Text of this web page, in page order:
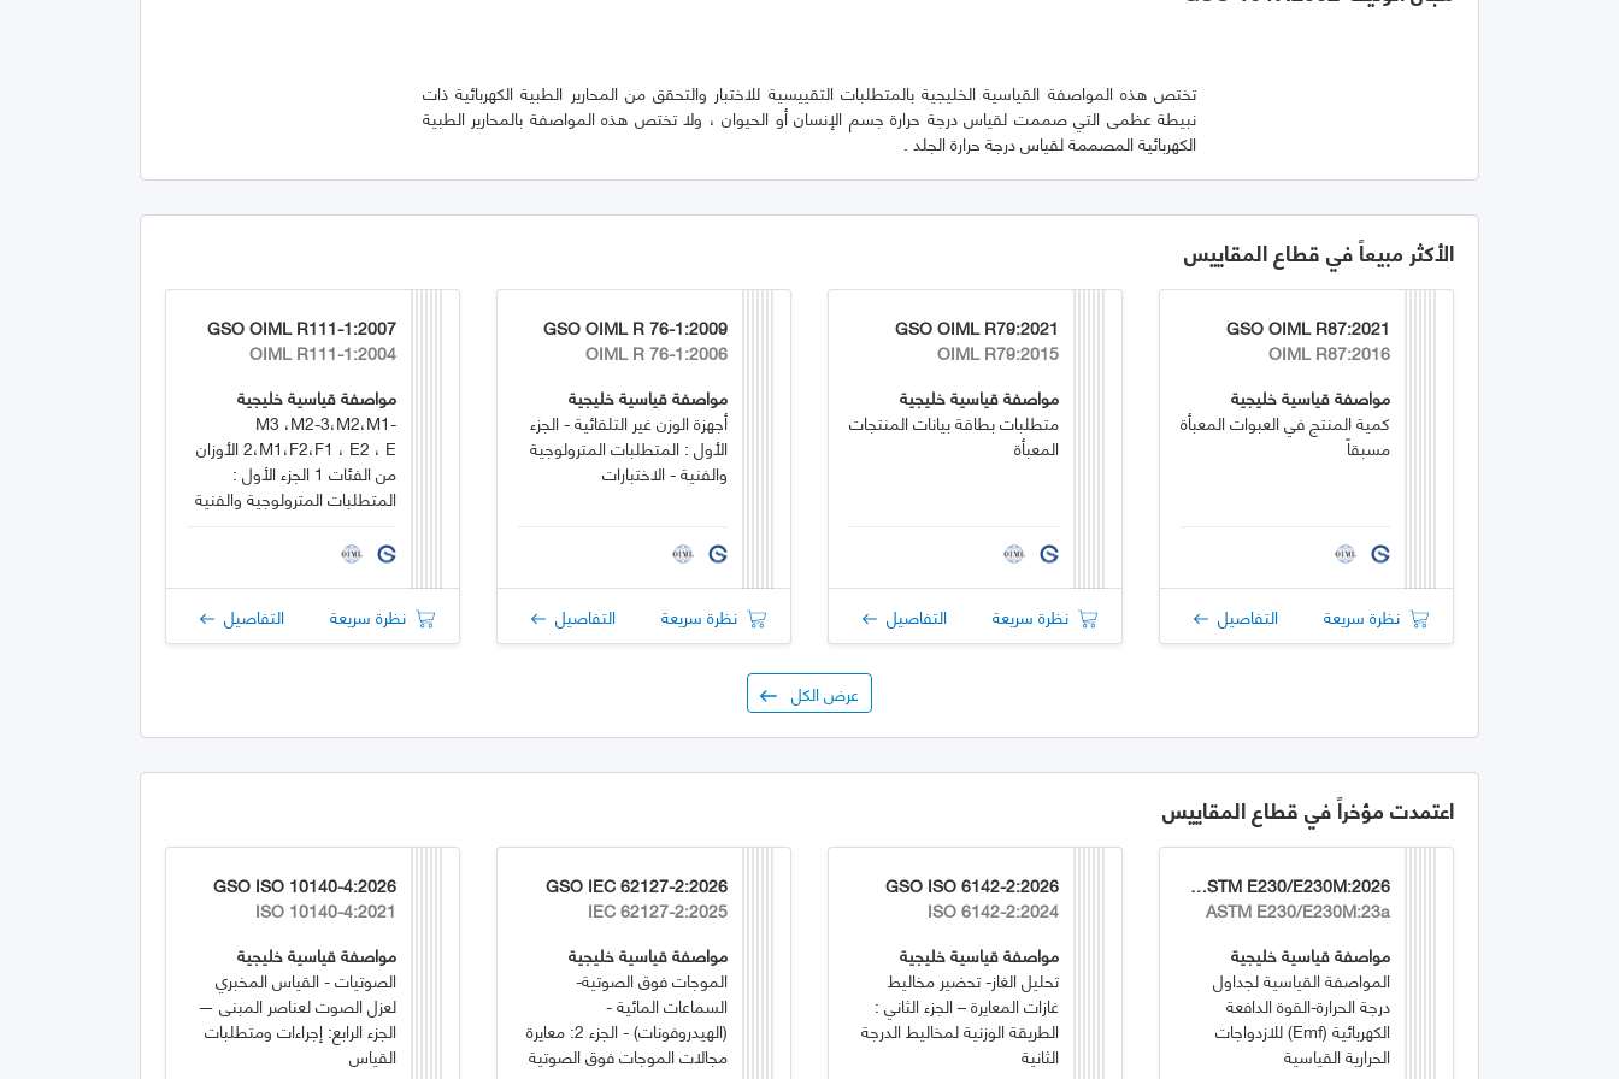
تختص هذه المواصفة القياسية الخليجية بالمتطلبات التقييسية للاختبار والتحقق من المحارير الطبية الكهربائية ذات
نبيطة عظمى التي صممت لقياس درجة حرارة جسم الإنسان أو الحيوان ، ولا تختص هذه المواصفة بالمحارير الطبية
الكهربائية المصممة لقياس درجة حرارة الجلد .
الأكثر مبيعاً في قطاع المقاييس
GSO OIML R87:2021
OIML R87:2016
مواصفة قياسية خليجية
كمية المنتج في العبوات المعبأة
مسبقاً
نظرة سريعة التفاصيل
GSO OIML R79:2021
OIML R79:2015
مواصفة قياسية خليجية
متطلبات بطاقة بيانات المنتجات
المعبأة
نظرة سريعة التفاصيل
GSO OIML R 76-1:2009
OIML R 76-1:2006
مواصفة قياسية خليجية
أجهزة الوزن غير التلقائية - الجزء
الأول : المتطلبات المترولوجية
والفنية - الاختبارات
نظرة سريعة التفاصيل
GSO OIML R111-1:2007
OIML R111-1:2004
مواصفة قياسية خليجية
M3 ،M2-3،M2،M1-
2،M1،F2،F1 ، E2 ، E الأوزان
من الفئات 1 الجزء الأول :
المتطلبات المترولوجية والفنية
نظرة سريعة التفاصيل
عرض الكل
اعتمدت مؤخراً في قطاع المقاييس
GSO ASTM E230/E230M:2026
ASTM E230/E230M:23a
مواصفة قياسية خليجية
المواصفة القياسية لجداول
درجة الحرارة-القوة الدافعة
الكهربائية (emf) للازدواجات
الحرارية القياسية
GSO ISO 6142-2:2026
ISO 6142-2:2024
مواصفة قياسية خليجية
تحليل الغاز- تحضير مخاليط
غازات المعايرة – الجزء الثاني :
الطريقة الوزنية لمخاليط الدرجة
الثانية
GSO IEC 62127-2:2026
IEC 62127-2:2025
مواصفة قياسية خليجية
الموجات فوق الصوتية-
السماعات المائية -
(الهيدروفونات) - الجزء 2: معايرة
مجالات الموجات فوق الصوتية
GSO ISO 10140-4:2026
ISO 10140-4:2021
مواصفة قياسية خليجية
الصوتيات - القياس المخبري
لعزل الصوت لعناصر المبنى —
الجزء الرابع: إجراءات ومتطلبات
القياس